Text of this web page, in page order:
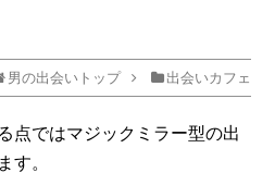
男の出会いトップ 出会いカフェ
点ではマジックミラー型の出
す。